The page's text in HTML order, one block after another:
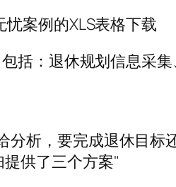
案例的XLS表格下载
括：退休规划信息采
析，要完成退休目标
供了三个方案"